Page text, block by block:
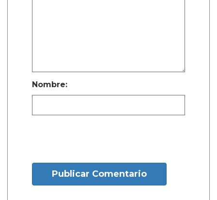
Nombre:
Publicar Comentario